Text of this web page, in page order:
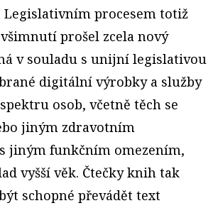
Legislativním procesem totiž
prošel zcela nový
v souladu s unijní legislativou
digitální výrobky a služby
osob, včetně těch se
jiným zdravotním
jiným funkčním omezením,
vyšší věk. Čtečky knih tak
schopné převádět text